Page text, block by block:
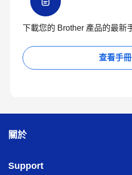
下載您的 Brother 產品的最新
查看手冊
關於
Support